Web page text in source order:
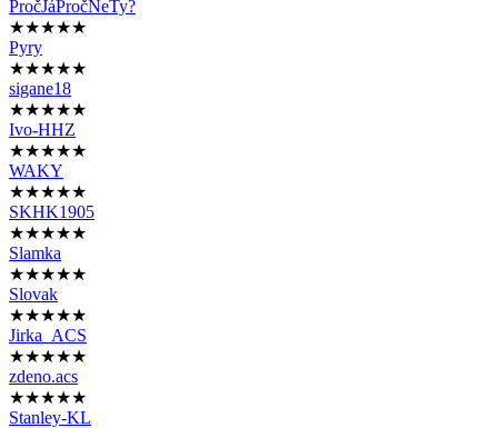
PročJáPročNeTy?
★★★★★
Pyry
★★★★★
sigane18
★★★★★
Ivo-HHZ
★★★★★
WAKY
★★★★★
SKHK1905
★★★★★
Slamka
★★★★★
Slovak
★★★★★
Jirka_ACS
★★★★★
zdeno.acs
★★★★★
Stanley-KL